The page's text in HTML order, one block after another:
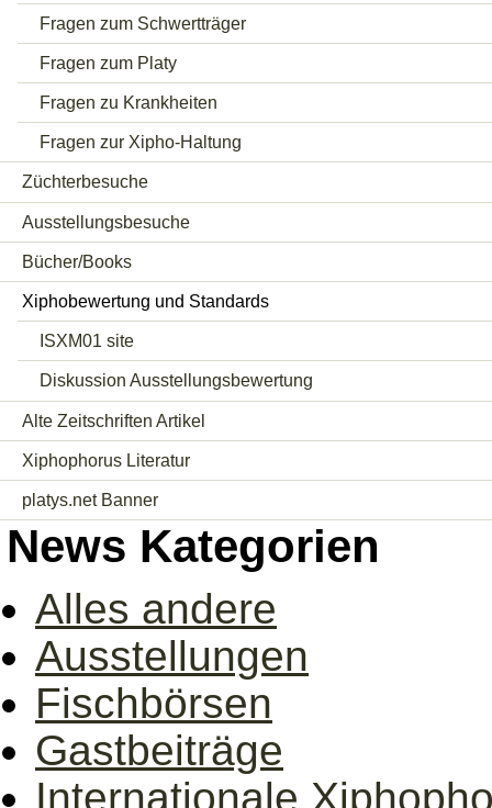
Fragen zum Schwertträger
Fragen zum Platy
Fragen zu Krankheiten
Fragen zur Xipho-Haltung
Züchterbesuche
Ausstellungsbesuche
Bücher/Books
Xiphobewertung und Standards
ISXM01 site
Diskussion Ausstellungsbewertung
Alte Zeitschriften Artikel
Xiphophorus Literatur
platys.net Banner
News Kategorien
Alles andere
Ausstellungen
Fischbörsen
Gastbeiträge
Internationale